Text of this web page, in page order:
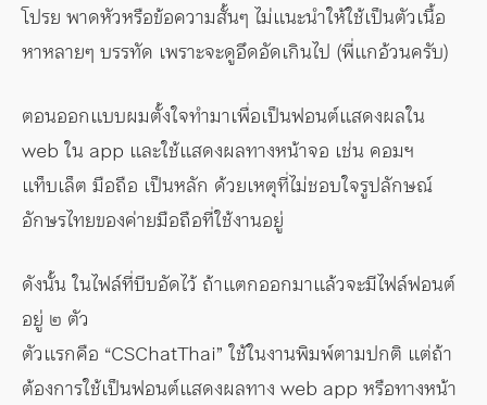
โปรย พาดหัวหรือข้อความสั้นๆ ไม่แนะนำให้ใช้เป็นตัวเนื้อ
หาหลายๆ บรรทัด เพราะจะดูอึดอัดเกินไป (พี่แกอ้วนครับ)
ตอนออกแบบผมตั้งใจทำมาเพื่อเป็นฟอนต์แสดงผลใน
web ใน app และใช้แสดงผลทางหน้าจอ เช่น คอมฯ
แท็บเล็ต มือถือ เป็นหลัก ด้วยเหตุที่ไม่ชอบใจรูปลักษณ์
อักษรไทยของค่ายมือถือที่ใช้งานอยู่
ดังนั้น ในไฟล์ที่บีบอัดไว้ ถ้าแตกออกมาแล้วจะมีไฟล์ฟอนต์
อยู่ ๒ ตัว
ตัวแรกคือ “CSChatThai” ใช้ในงานพิมพ์ตามปกติ แต่ถ้า
ต้องการใช้เป็นฟอนต์แสดงผลทาง web app หรือทางหน้า